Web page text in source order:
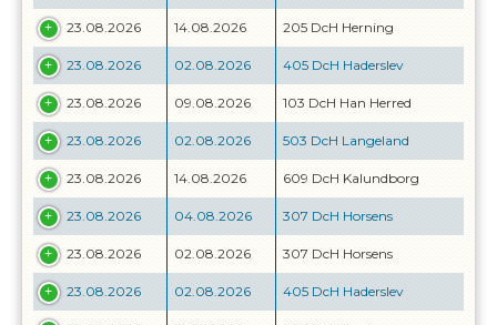
23.08.2026 14.08.2026 205 DcH Herning
23.08.2026 02.08.2026 405 DcH Haderslev
23.08.2026 09.08.2026 103 DcH Han Herred
23.08.2026 02.08.2026 503 DcH Langeland
23.08.2026 14.08.2026 609 DcH Kalundborg
23.08.2026 04.08.2026 307 DcH Horsens
23.08.2026 02.08.2026 307 DcH Horsens
23.08.2026 02.08.2026 405 DcH Haderslev